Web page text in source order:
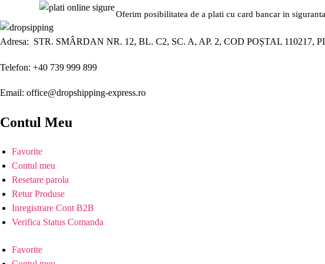
Oferim posibilitatea de a plati cu card bancar in
Adresa: STR. SMÂRDAN NR. 12, BL. C2, SC. A, AP. 2, COD POȘTAL 110217,
Telefon: +40 739 999 899
Email: office@dropshipping-express.ro
Contul Meu
Favorite
Contul meu
Resetare parola
Retur Produse
Inregistrare Cont B2B
Verifica Status Comanda
Favorite